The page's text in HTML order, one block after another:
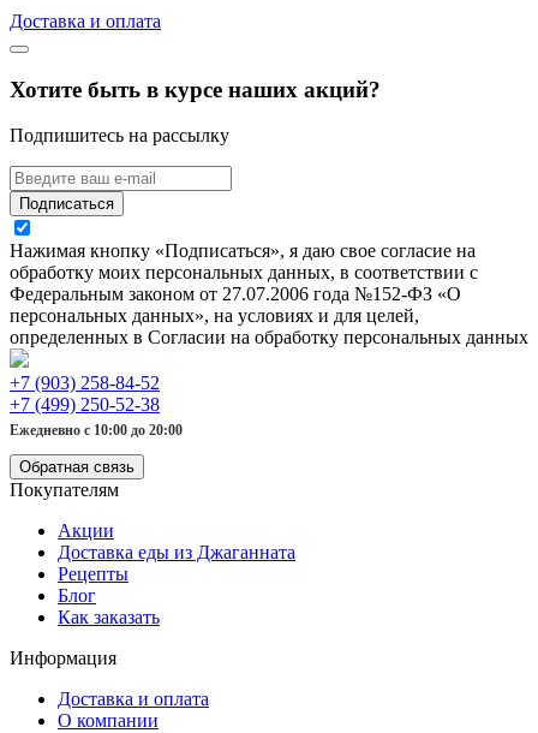
Доставка и оплата
Хотите быть в курсе наших акций?
Подпишитесь на рассылку
Подписаться
Нажимая кнопку «Подписаться», я даю свое согласие на
обработку моих персональных данных, в соответствии с
Федеральным законом от 27.07.2006 года №152-ФЗ «О
персональных данных», на условиях и для целей,
определенных в Согласии на обработку персональных данных
+7 (903) 258-84-52
+7 (499) 250-52-38
Ежедневно с 10:00 до 20:00
Обратная связь
Покупателям
Акции
Доставка еды из Джаганната
Рецепты
Блог
Как заказать
Информация
Доставка и оплата
О компании